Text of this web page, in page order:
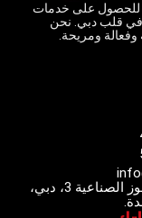
للحصول على خدمات
في قلب دبي. نحن
ومريحة.
مستودع رقم 5، مجمع الملا، منطقة القوز الصناعية 3، دبي،